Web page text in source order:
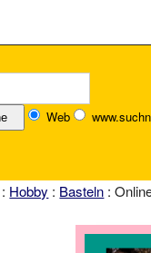
Web
: Hobby : Basteln :